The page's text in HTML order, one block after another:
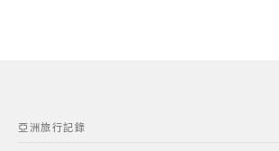
亞洲旅行記錄